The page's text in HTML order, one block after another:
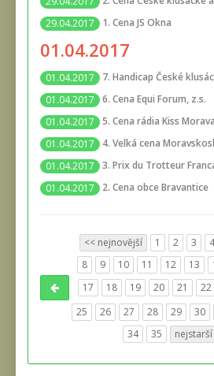
29.04.2017
1. Cena JS Okna
01.04.2017
01.04.2017
7. Handicap České
01.04.2017
6. Cena Equi Forum, z.s.
01.04.2017
5. Cena rádia Kiss Morava
01.04.2017
4. Velká cena
01.04.2017
3. Prix du Trotteur
01.04.2017
2. Cena obce Bravantice
<< nejnovější 1 2 3 4
8
9 10 11 12 13
17
18 19 20 21 22
25 26 27 28 29 30
34
35 nejstarší